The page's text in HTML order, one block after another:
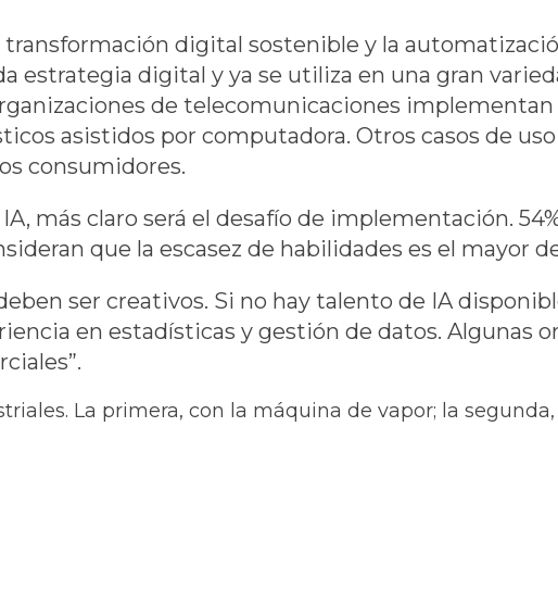
transformación digital sostenible y la
estrategia digital y ya se utiliza en una gran
de telecomunicaciones
asistidos por computadora. Otros casos de
consumidores.
más claro será el desafío de implementación.
que la escasez de habilidades es el mayor
ser creativos. Si no hay talento de IA
en estadísticas y gestión de datos. Algunas
La primera, con la máquina de vapor; la